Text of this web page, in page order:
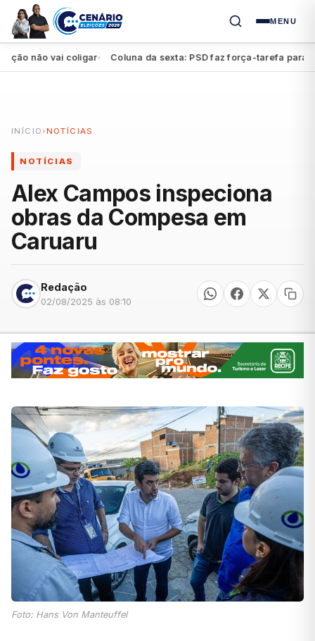
MENU
não vai coligar● Coluna da sexta: PSD faz força-tarefa para
INÍCIO › NOTÍCIAS
NOTÍCIAS
Alex Campos inspeciona
obras da Compesa em
Caruaru
Redação
02/08/2025 às 08:10
Foto: Hans Von Manteuffel